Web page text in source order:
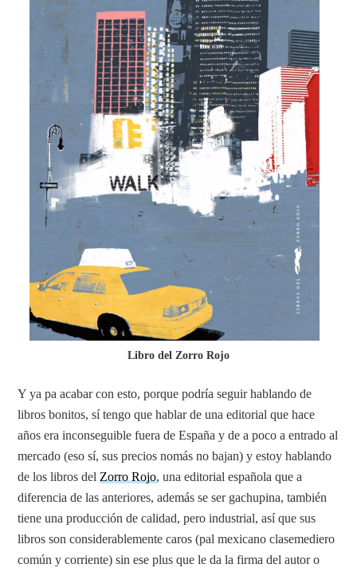
Libro del Zorro Rojo
Y ya pa acabar con esto, porque podría seguir hablando de
libros bonitos, sí tengo que hablar de una editorial que hace
años era inconseguible fuera de España y de a poco a entrado al
mercado (eso sí, sus precios nomás no bajan) y estoy hablando
de los libros del Zorro Rojo, una editorial española que a
diferencia de las anteriores, además se ser gachupina, también
tiene una producción de calidad, pero industrial, así que sus
libros son considerablemente caros (pal mexicano clasemediero
común y corriente) sin ese plus que le da la firma del autor o